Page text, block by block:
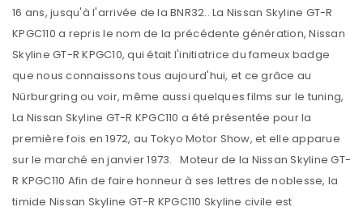
16 ans, jusqu'à l'arrivée de la BNR32.. La Nissan Skyline GT-R
KPGC110 a repris le nom de la précédente génération, Nissan
Skyline GT-R KPGC10, qui était l'initiatrice du fameux badge
que nous connaissons tous aujourd'hui, et ce grâce au
Nürburgring ou voir, même aussi quelques films sur le tuning,
La Nissan Skyline GT-R KPGC110 a été présentée pour la
première fois en 1972, au Tokyo Motor Show, et elle apparue
sur le marché en janvier 1973. Moteur de la Nissan Skyline GT-
R KPGC110 Afin de faire honneur à ses lettres de noblesse, la
timide Nissan Skyline GT-R KPGC110 Skyline civile est